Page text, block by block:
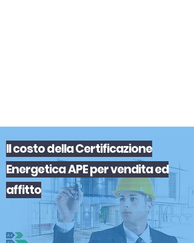
IlcostodellaCertificazione
Energetica APEpervenditaed
affitto